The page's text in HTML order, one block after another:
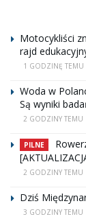
Motocykliści
rajd
1 GODZINĘ TEMU
Woda w
Są wyniki
2 GODZINY TEMU
PILNE
2 GODZINY TEMU
Dziś
3 GODZINY TEMU